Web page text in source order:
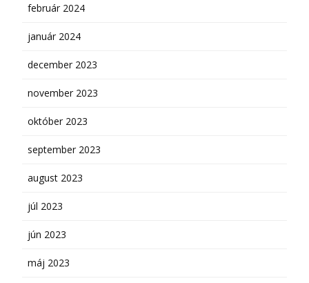
február 2024
január 2024
december 2023
november 2023
október 2023
september 2023
august 2023
júl 2023
jún 2023
máj 2023